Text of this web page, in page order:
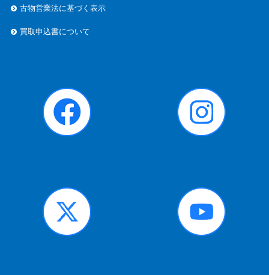
古物営業法に基づく表示
買取申込書について